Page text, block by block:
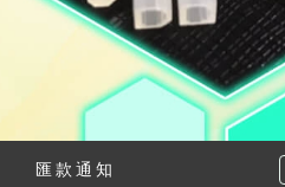
匯款通知